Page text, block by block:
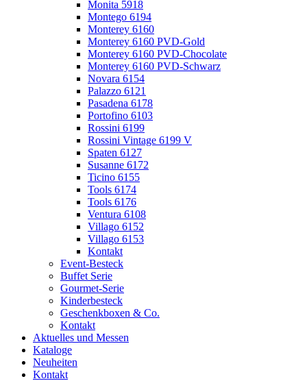
Monita 5918
Montego 6194
Monterey 6160
Monterey 6160 PVD-Gold
Monterey 6160 PVD-Chocolate
Monterey 6160 PVD-Schwarz
Novara 6154
Palazzo 6121
Pasadena 6178
Portofino 6103
Rossini 6199
Rossini Vintage 6199 V
Spaten 6127
Susanne 6172
Ticino 6155
Tools 6174
Tools 6176
Ventura 6108
Villago 6152
Villago 6153
Kontakt
Event-Besteck
Buffet Serie
Gourmet-Serie
Kinderbesteck
Geschenkboxen & Co.
Kontakt
Aktuelles und Messen
Kataloge
Neuheiten
Kontakt